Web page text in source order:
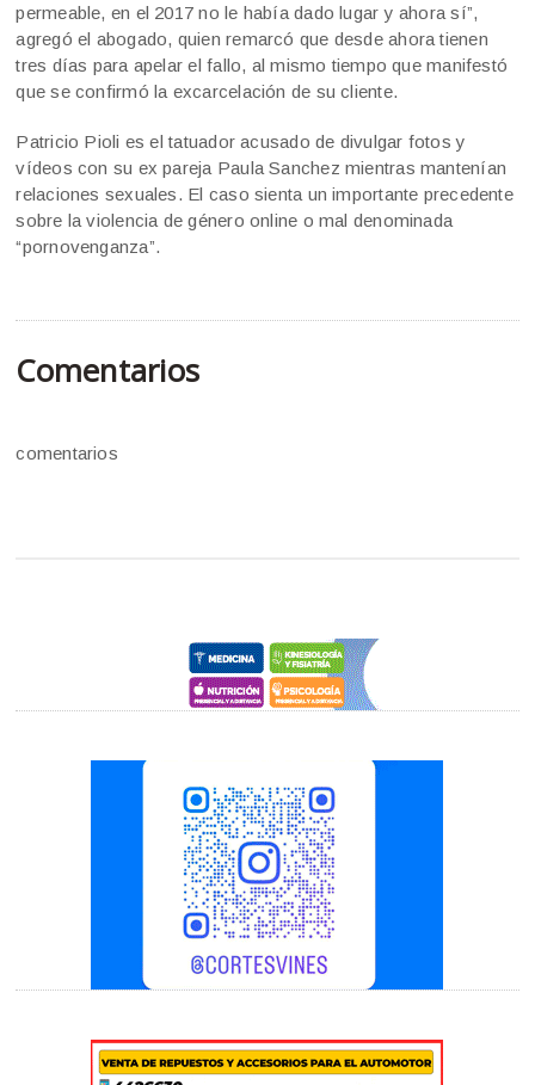
permeable, en el 2017 no le había dado lugar y ahora sí”,
agregó el abogado, quien remarcó que desde ahora tienen
tres días para apelar el fallo, al mismo tiempo que manifestó
que se confirmó la excarcelación de su cliente.
Patricio Pioli es el tatuador acusado de divulgar fotos y
vídeos con su ex pareja Paula Sanchez mientras mantenían
relaciones sexuales. El caso sienta un importante precedente
sobre la violencia de género online o mal denominada
“pornovenganza”.
Comentarios
comentarios